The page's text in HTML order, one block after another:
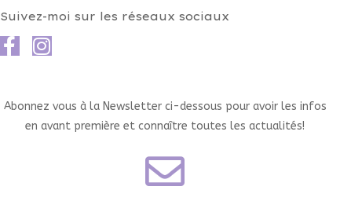
Suivez-moi sur les réseaux sociaux
Abonnez vous à la Newsletter ci-dessous pour avoir les infos
en avant première et connaître toutes les actualités!